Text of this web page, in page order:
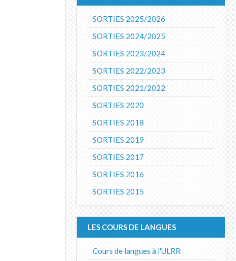
SORTIES 2025/2026
SORTIES 2024/2025
SORTIES 2023/2024
SORTIES 2022/2023
SORTIES 2021/2022
SORTIES 2020
SORTIES 2018
SORTIES 2019
SORTIES 2017
SORTIES 2016
SORTIES 2015
LES COURS DE LANGUES
Cours de langues à l'ULRR